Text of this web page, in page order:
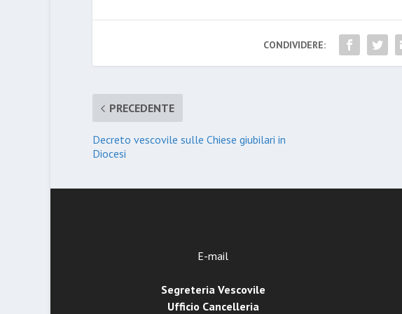
CONDIVIDERE:
PRECEDENTE
Decreto vescovile sulle Chiese giubilari in
Diocesi
E-mail
Segreteria Vescovile
Ufficio Cancelleria